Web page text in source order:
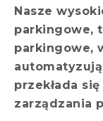
Nasze
parkingowe,
parkingowe,
przekłada
zarządzania